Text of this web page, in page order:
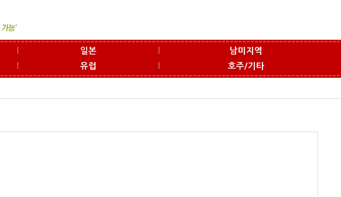
일본
남미지역
유럽 호주/기타